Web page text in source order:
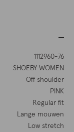
1112960-76
SHOEBY WOMEN
Off shoulder
PINK
Regular fit
Lange mouwen
Low stretch